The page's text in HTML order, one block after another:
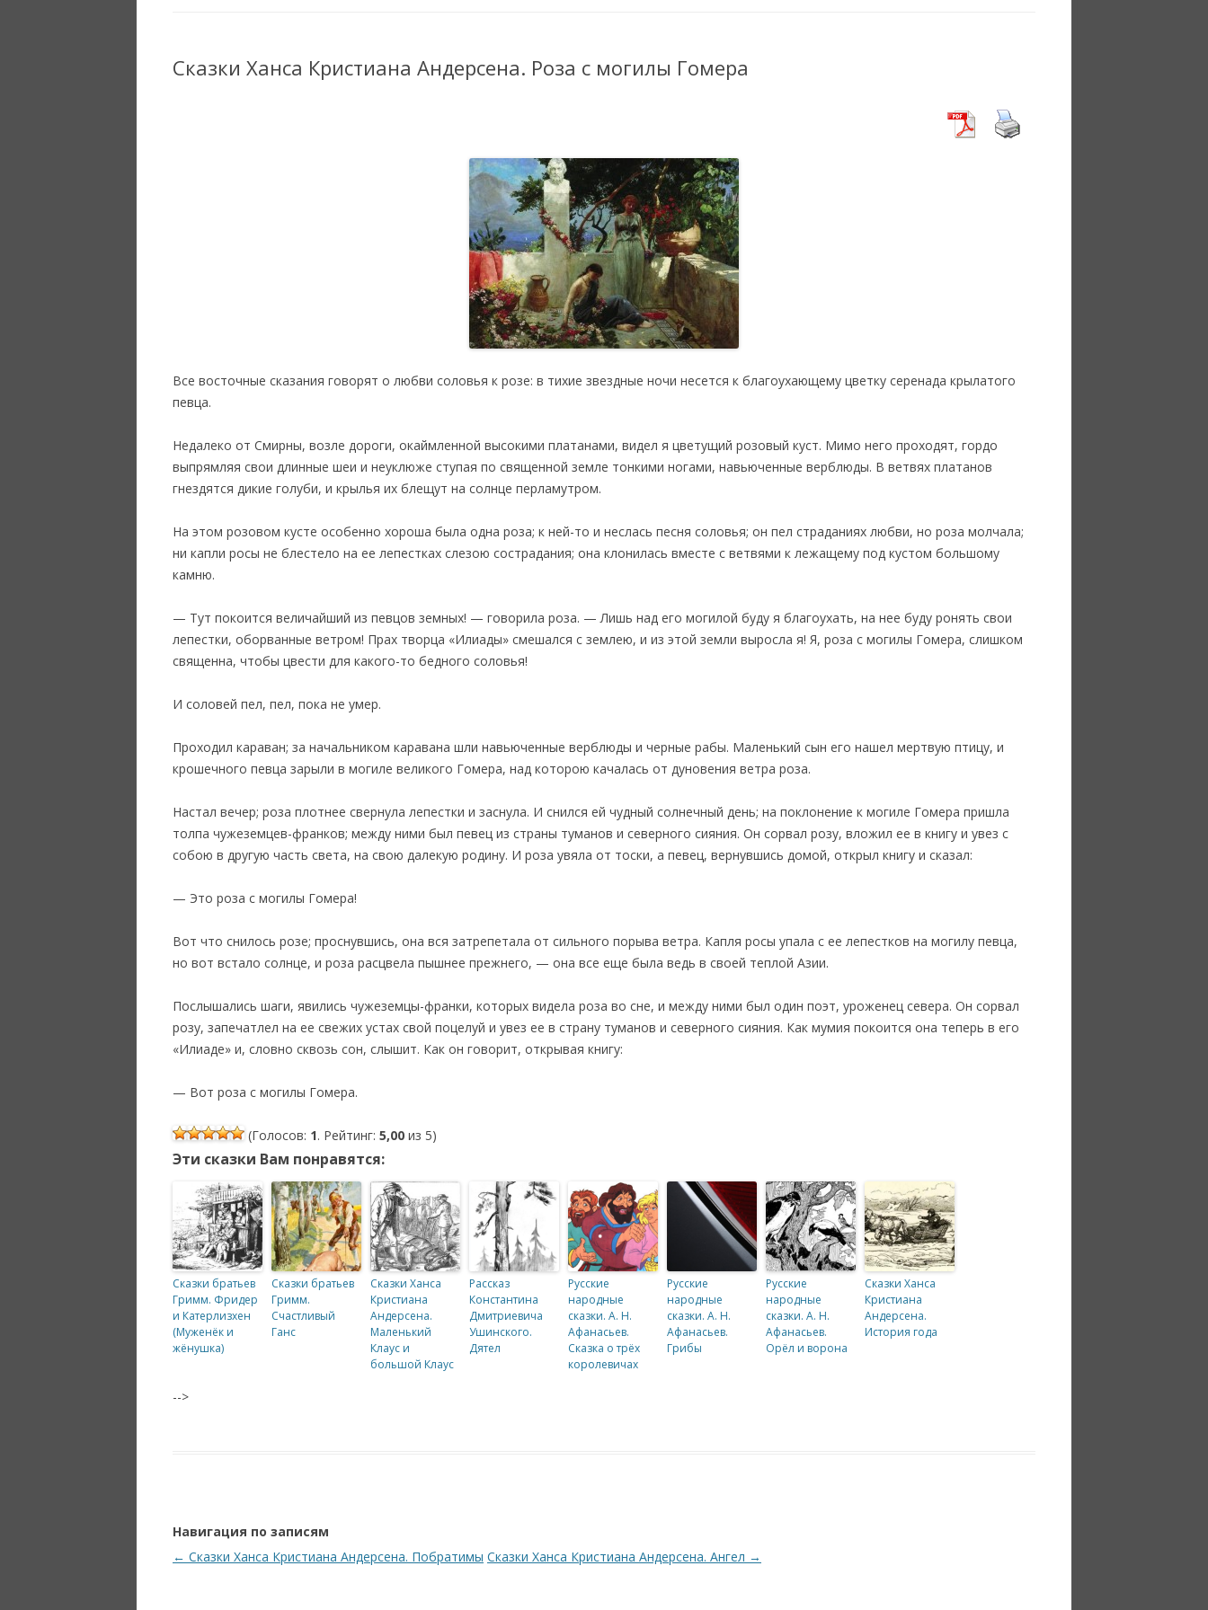
Сказки Ханса Кристиана Андерсена. Роза с могилы Гомера
Все восточные сказания говорят о любви соловья к розе: в тихие звездные ночи несется к благоухающему цветку серенада крылатого
певца.
Недалеко от Смирны, возле дороги, окаймленной высокими платанами, видел я цветущий розовый куст. Мимо него проходят, гордо
выпрямляя свои длинные шеи и неуклюже ступая по священной земле тонкими ногами, навьюченные верблюды. В ветвях платанов
гнездятся дикие голуби, и крылья их блещут на солнце перламутром.
На этом розовом кусте особенно хороша была одна роза; к ней-то и неслась песня соловья; он пел страданиях любви, но роза молчала;
ни капли росы не блестело на ее лепестках слезою сострадания; она клонилась вместе с ветвями к лежащему под кустом большому
камню.
— Тут покоится величайший из певцов земных! — говорила роза. — Лишь над его могилой буду я благоухать, на нее буду ронять свои
лепестки, оборванные ветром! Прах творца «Илиады» смешался с землею, и из этой земли выросла я! Я, роза с могилы Гомера, слишком
священна, чтобы цвести для какого-то бедного соловья!
И соловей пел, пел, пока не умер.
Проходил караван; за начальником каравана шли навьюченные верблюды и черные рабы. Маленький сын его нашел мертвую птицу, и
крошечного певца зарыли в могиле великого Гомера, над которою качалась от дуновения ветра роза.
Настал вечер; роза плотнее свернула лепестки и заснула. И снился ей чудный солнечный день; на поклонение к могиле Гомера пришла
толпа чужеземцев-франков; между ними был певец из страны туманов и северного сияния. Он сорвал розу, вложил ее в книгу и увез с
собою в другую часть света, на свою далекую родину. И роза увяла от тоски, а певец, вернувшись домой, открыл книгу и сказал:
— Это роза с могилы Гомера!
Вот что снилось розе; проснувшись, она вся затрепетала от сильного порыва ветра. Капля росы упала с ее лепестков на могилу певца,
но вот встало солнце, и роза расцвела пышнее прежнего, — она все еще была ведь в своей теплой Азии.
Послышались шаги, явились чужеземцы-франки, которых видела роза во сне, и между ними был один поэт, уроженец севера. Он сорвал
розу, запечатлел на ее свежих устах свой поцелуй и увез ее в страну туманов и северного сияния. Как мумия покоится она теперь в его
«Илиаде» и, словно сквозь сон, слышит. Как он говорит, открывая книгу:
— Вот роза с могилы Гомера.
(Голосов: 1. Рейтинг: 5,00 из 5)
Эти сказки Вам понравятся:
Сказки братьев
Гримм. Фридер
и Катерлизхен
(Муженёк и
жёнушка)
Сказки братьев
Гримм.
Счастливый
Ганс
Сказки Ханса
Кристиана
Андерсена.
Маленький
Клаус и
большой Клаус
Рассказ
Константина
Дмитриевича
Ушинского.
Дятел
Русские
народные
сказки. А. Н.
Афанасьев.
Сказка о трёх
королевичах
Русские
народные
сказки. А. Н.
Афанасьев.
Грибы
Русские
народные
сказки. А. Н.
Афанасьев.
Орёл и ворона
Сказки Ханса
Кристиана
Андерсена.
История года
-->
Навигация по записям
← Сказки Ханса Кристиана Андерсена. Побратимы Сказки Ханса Кристиана Андерсена. Ангел →